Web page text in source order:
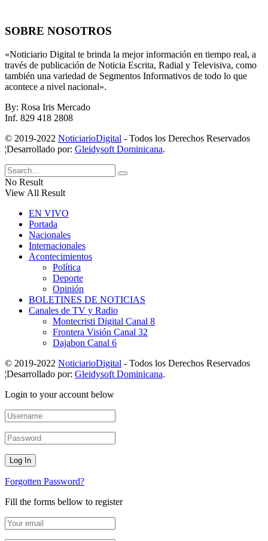
SOBRE NOSOTROS
«Noticiario Digital te brinda la mejor información en tiempo real, a
través de publicación de Noticia Escrita, Radial y Televisiva, como
también una variedad de Segmentos Informativos de todo lo que
acontece a nivel nacional».
By: Rosa Iris Mercado
Inf. 829 418 2808
© 2019-2022 NoticiarioDigital - Todos los Derechos Reservados
¦Desarrollado por: Gleidysoft Dominicana.
No Result
View All Result
EN VIVO
Portada
Nacionales
Internacionales
Acontecimientos
Política
Deporte
Opinión
BOLETINES DE NOTICIAS
Canales de TV y Radio
Montecristi Digital Canal 8
Frontera Visión Canal 32
Dajabon Canal 6
© 2019-2022 NoticiarioDigital - Todos los Derechos Reservados
¦Desarrollado por: Gleidysoft Dominicana.
Login to your account below
Forgotten Password?
Fill the forms bellow to register